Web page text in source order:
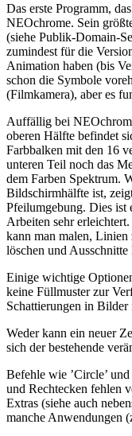
Das erste Programm,
NEOchrome. Sein
(siehe Publik-Domain-
zumindest für die
Animation haben (bis
schon die Symbole
(Filmkamera), aber es
Auffällig bei
oberen Hälfte befindet
Farbbalken mit den 16
unteren Teil noch das
dem Farben Spektrum.
Bildschirmhälfte ist,
Pfeilumgebung. Dies ist
Arbeiten sehr
kann man malen, Linien
löschen und Ausschnitte
Einige wichtige
keine Füllmuster zur
Schattierungen in
Weder kann ein neuer
sich der bestehende
Befehle wie ’Circle’
und Rechtecken fehlen
Extras (siehe auch
manche Anwendungen